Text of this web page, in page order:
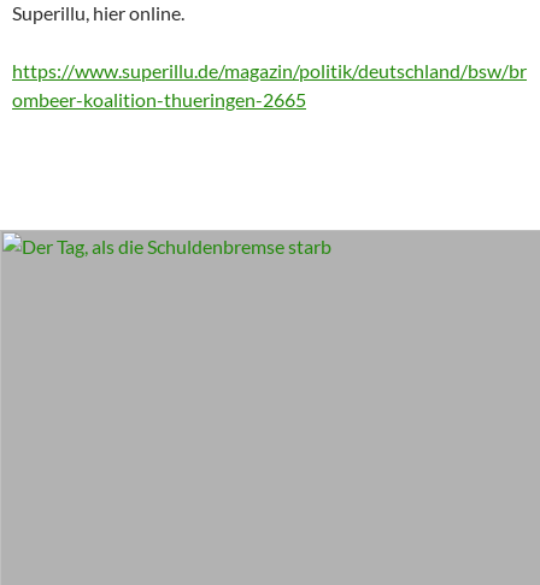
Superillu, hier online.
https://www.superillu.de/magazin/politik/deutschland/bsw/br
ombeer-koalition-thueringen-2665